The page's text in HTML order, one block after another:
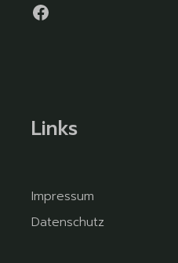
Links
Impressum
Datenschutz